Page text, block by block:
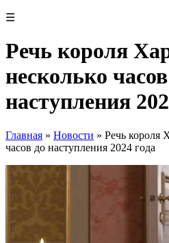
☰
Речь короля
несколько
наступления
Главная » Новости » Речь короля
часов до наступления 2024 года